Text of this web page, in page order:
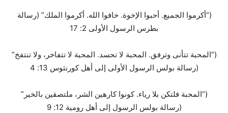
(“أكرموا الجميع. أحبوا الإخوة. خافوا الله. أكرموا الملك” (رسالة
بطرس الرسول الأولى 2: 17
(“المحبة تتأنى وترفق. المحبة لا تحسد. المحبة لا تتفاخر، ولا تنتفخ”
(رسالة بولس الرسول الأولى إلى أهل كورنثوس 13: 4
(“المحبة فلتكن بلا رياء. كونوا كارهين الشر، ملتصقين بالخير”
(رسالة بولس الرسول إلى أهل رومية 12: 9